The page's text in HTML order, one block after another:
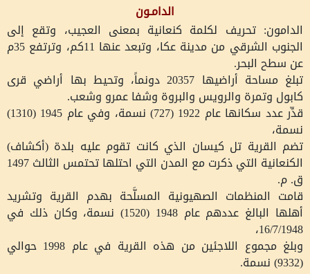
الدامـون
الدامون: تحريف لكلمة كنعانية بمعنى العجيب، وتقع إلى
الجنوب الشرقي من مدينة عكا، وتبعد عنها 11كم، وترتفع 35م
عن سطح البحر.
تبلغ مساحة أراضيها 20357 دونماً، وتحيط بها أراضي قرى
كابول وتمرة والرويس والبروة وشفا عمرو وشعب.
قدِّر عدد سكانها عام 1922 (727) نسمة، وفي عام 1945 (1310)
نسمة،
تضم القرية تل كيسان الذي كانت تقوم عليه بلدة (أكشاف)
الكنعانية التي ذكرت مع المدن التي احتلها تحتمس الثالث 1497
ق. م.
قامت المنظمات الصهيونية المسلَّحة بهدم القرية وتشريد
أهلها البالغ عددهم عام 1948 (1520) نسمة، وكان ذلك في
16/7/1948،
وبلغ مجموع اللاجئين من هذه القرية في عام 1998 حوالي
(9332) نسمة.